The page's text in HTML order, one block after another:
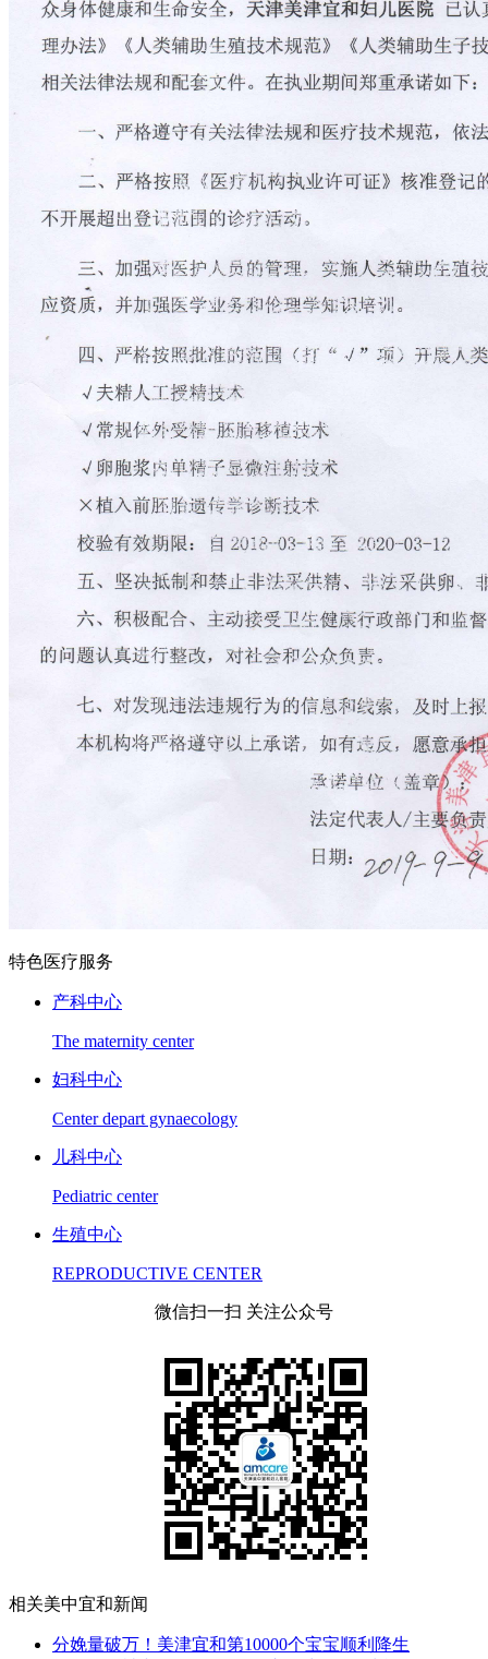
特色医疗服务
产科中心
The maternity center
妇科中心
Center depart gynaecology
儿科中心
Pediatric center
生殖中心
REPRODUCTIVE CENTER
微信扫一扫 关注公众号
相关美中宜和新闻
分娩量破万！美津宜和第10000个宝宝顺利降生